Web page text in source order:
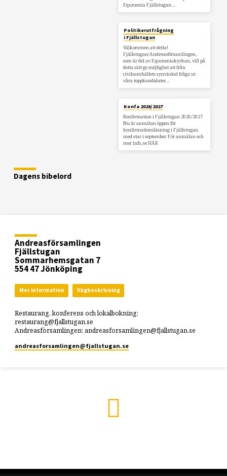
Equmenia Fjällstugan…
Politikerutfrågning
i Fjällstugan
Välkommen att delta!
Fjällstugan/Andreasförsamlingen,
som är del av Equmeniakyrkan, vill på
detta sätt ge möjlighet att från
civilsamhällets synvinkel fråga ut
våra toppkandidater…
Konfa 2026/2027
Konfirmation i Fjällstugan 2026/2027
Nu är anmälan öppen för
konfirmationsläsning i Fjällstugan
med star i september. För anmälan och
mer info, se HÄR
Dagens bibelord
Andreasförsamlingen
Fjällstugan
Sommarhemsgatan 7
554 47 Jönköping
Mer information Vägbeskrivning
Restaurang, konferens och lokalbokning:
restaurang@fjallstugan.se
Andreasförsamlingen: andreasforsamlingen@fjallstugan.se
andreasforsamlingen​@fjallstugan.se